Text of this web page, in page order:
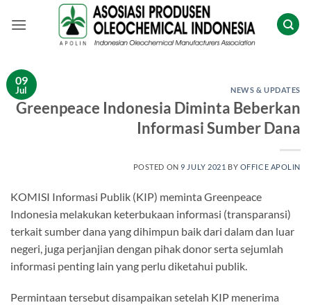
09
Jul NEWS & UPDATES
Greenpeace Indonesia Diminta Beberkan
Informasi Sumber Dana
POSTED ON9 JULY 2021 BY OFFICE APOLIN
KOMISI Informasi Publik (KIP) meminta Greenpeace
Indonesia melakukan keterbukaan informasi (transparansi)
terkait sumber dana yang dihimpun baik dari dalam dan luar
negeri, juga perjanjian dengan pihak donor serta sejumlah
informasi penting lain yang perlu diketahui publik.
Permintaan tersebut disampaikan setelah KIP menerima